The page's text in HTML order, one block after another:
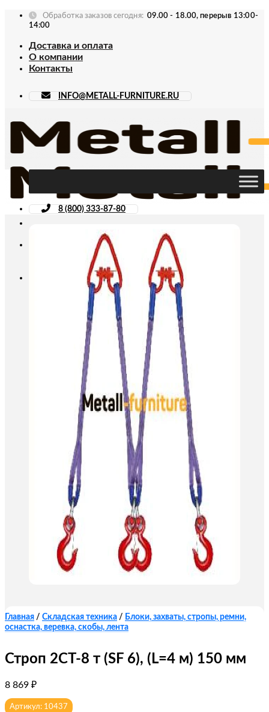
Skip
Обработка заказов сегодня: 09.00 - 18.00, перерыв 13:00-
14:00
Доставка и оплата
О компании
Контакты
INFO@METALL-FURNITURE.RU
8 (800) 333-87-80
Главная / Складская техника / Блоки, захваты, стропы, ремни,
оснастка, веревка, скобы, лента
Строп 2СТ-8 т (SF 6), (L=4 м) 150 мм
8 869 ₽
Артикул: 10437